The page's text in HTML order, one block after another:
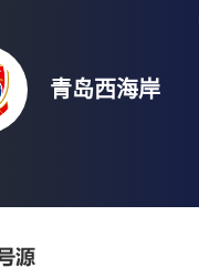
青岛西海岸